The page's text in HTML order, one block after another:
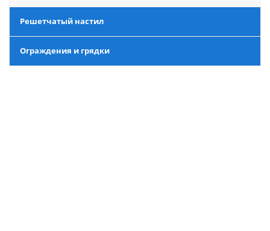
Решетчатый настил
Ограждения и грядки